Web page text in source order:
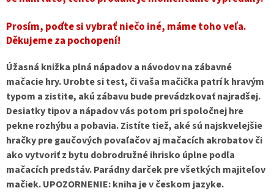
Prosím, poďte si vybrať niečo iné, máme toho veľa.
Děkujeme za pochopení!
Úžasná knižka plná nápadov a návodov na zábavné
mačacie hry. Urobte si test, či vaša mačička patrí k hravým
typom a zistite, akú zábavu bude prevádzkovať najradšej.
Desiatky tipov a nápadov vás potom pri spoločnej hre
pekne rozhýbu a pobavia. Zistíte tiež, aké sú najskvelejšie
hračky pre gaučových povaľačov aj mačacích akrobatov či
ako vytvoriť z bytu dobrodružné ihrisko úplne podľa
mačacích predstáv. Parádny darček pre všetkých majiteľov
mačiek. UPOZORNENIE: kniha je v českom jazyke.